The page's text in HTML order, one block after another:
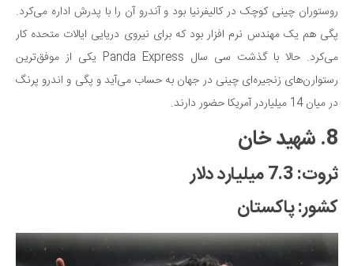
روستوران چینی کوچک در کالیفرنیا بود و آندرو آن را با پدرش اداره می‌کرد.
پگی هم یک مهندس نرم افزار بود که برای نیروی دریایی ایالات متحده کار
می‌کرد. حالا با گذشت سی سال Panda Express یکی از موفق‌ترین
رستوارن‌های زنجیره‌ای چینی در جهان به حساب می‌آید و پگی و اندرو پرنگ
در میان 14 میلیاردر آمریکا حضور دارند.
8. شهید خان
ثروت: 7.3 میلیارد دلار
کشور: پاکستان